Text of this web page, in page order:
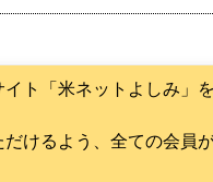
ト「米ネットよしみ」
けるよう、全ての会員